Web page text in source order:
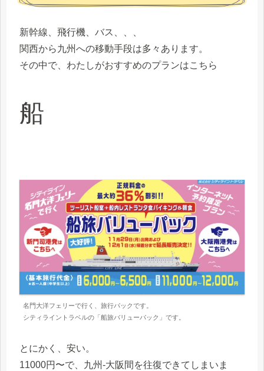
新幹線、飛行機、バス、、、
関西から九州への移動手段は多々あります。
その中で、わたしがおすすめのプランはこちら
船
名門大洋フェリーで行く、旅行パックです。
シティライントラベルの「船旅バリューパック」です。
とにかく、安い。
11000円〜で、九州-大阪間を往復できてしまいま